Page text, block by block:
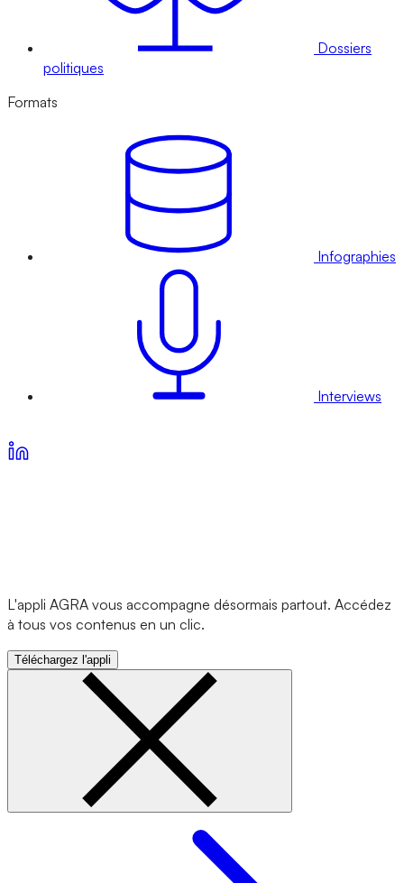
Dossiers
politiques
Formats
Infographies
Interviews
L'appli AGRA vous accompagne désormais partout. Accédez
à tous vos contenus en un clic.
Téléchargez l'appli